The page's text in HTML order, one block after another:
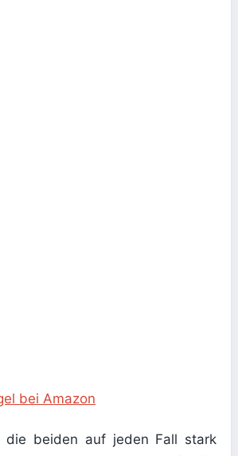
bei Amazon
die beiden auf jeden Fall stark